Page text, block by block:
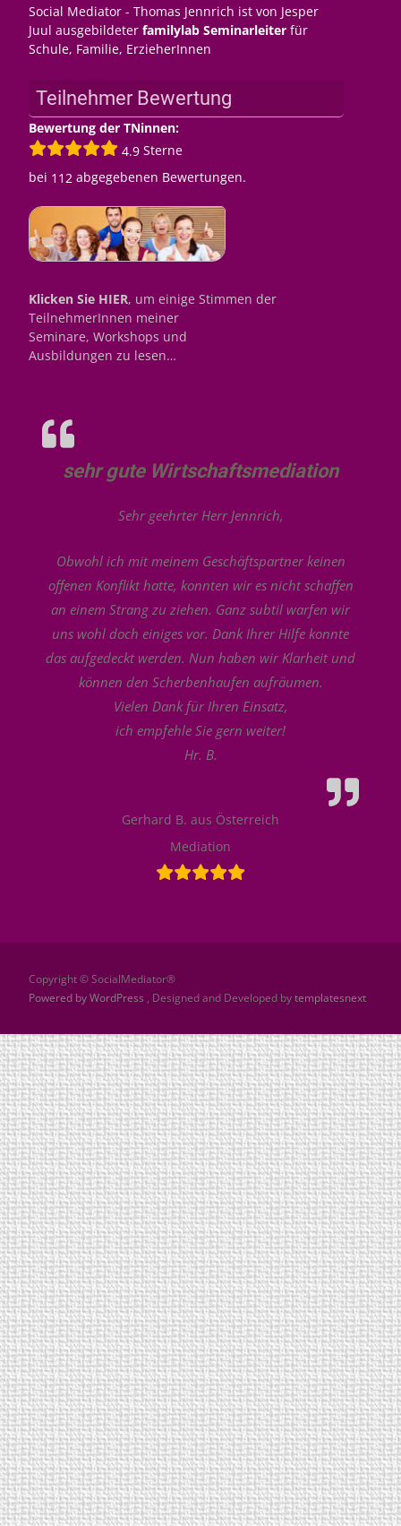
Social Mediator - Thomas Jennrich ist von Jesper
Juul ausgebildeter familylab Seminarleiter für
Schule, Familie, ErzieherInnen
Teilnehmer Bewertung
Bewertung der TNinnen:
4.9 Sterne
bei 112 abgegebenen Bewertungen.
Klicken Sie HIER, um einige Stimmen der
TeilnehmerInnen meiner
Seminare, Workshops und
Ausbildungen zu lesen…
sehr gute Wirtschaftsmediation
Sehr geehrter Herr Jennrich,
Obwohl ich mit meinem Geschäftspartner keinen
offenen Konflikt hatte, konnten wir es nicht schaffen
an einem Strang zu ziehen. Ganz subtil warfen wir
uns wohl doch einiges vor. Dank Ihrer Hilfe konnte
das aufgedeckt werden. Nun haben wir Klarheit und
können den Scherbenhaufen aufräumen.
Vielen Dank für Ihren Einsatz,
ich empfehle Sie gern weiter!
Hr. B.
Gerhard B. aus Österreich
Mediation
Copyright © SocialMediator®
Powered by WordPress , Designed and Developed bytemplatesnext